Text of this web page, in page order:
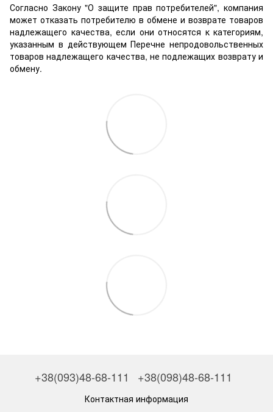
Согласно Закону "О защите прав потребителей", компания
может отказать потребителю в обмене и возврате товаров
надлежащего качества, если они относятся к категориям,
указанным в действующем Перечне непродовольственных
товаров надлежащего качества, не подлежащих возврату и
обмену.
+38(093)48-68-111 +38(098)48-68-111
Контактная информация